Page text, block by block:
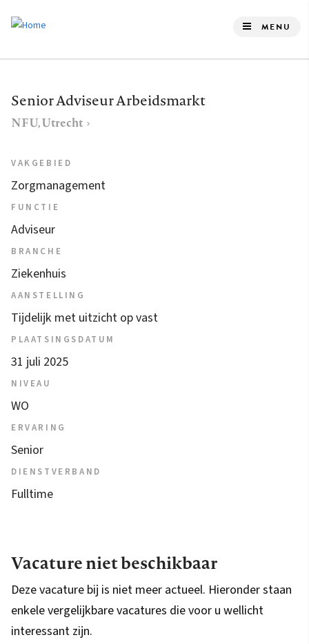
de
gaan
MENU
Senior Adviseur Arbeidsmarkt
NFU, Utrecht
VAKGEBIED
Zorgmanagement
FUNCTIE
Adviseur
BRANCHE
Ziekenhuis
AANSTELLING
Tijdelijk met uitzicht op vast
PLAATSINGSDATUM
31 juli 2025
NIVEAU
WO
ERVARING
Senior
DIENSTVERBAND
Fulltime
Vacature niet beschikbaar
Deze vacature bij is niet meer actueel. Hieronder staan
enkele vergelijkbare vacatures die voor u wellicht
interessant zijn.